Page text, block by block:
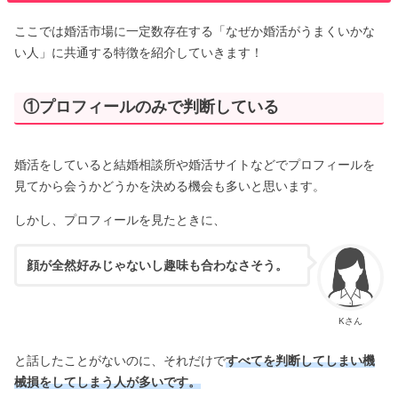
ここでは婚活市場に一定数存在する「なぜか婚活がうまくいかな
い人」に共通する特徴を紹介していきます！
①プロフィールのみで判断している
婚活をしていると結婚相談所や婚活サイトなどでプロフィールを
見てから会うかどうかを決める機会も多いと思います。
しかし、プロフィールを見たときに、
Kさん
顔が全然好みじゃないし趣味も合わなさそう。
と話したことがないのに、それだけですべてを判断してしまい機
械損をしてしまう人が多いです。